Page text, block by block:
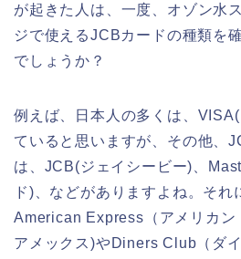
が起きた人は、一度、オゾン水
ジで使えるJCBカードの種類を
でしょうか？
例えば、日本人の多くは、
ていると思いますが、その他、
は、JCB(ジェイシービー)、
ド)、などがありますよね。それ
American Express（アメリカン
アメックス)やDiners Club（ダ